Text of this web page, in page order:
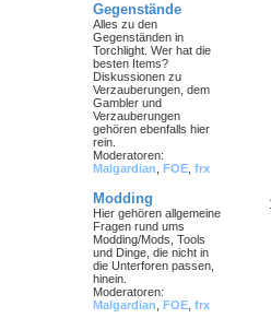
Gegenstände
Alles zu den
Gegenständen in
Torchlight. Wer hat die
besten Items?
Diskussionen zu
Verzauberungen, dem
Gambler und
Verzauberungen
gehören ebenfalls hier
rein.
Moderatoren:
Malgardian FOE frx
Modding
Hier gehören allgemeine
Fragen rund ums
Modding/Mods, Tools
und Dinge, die nicht in
die Unterforen passen,
hinein.
Moderatoren:
Malgardian FOE frx